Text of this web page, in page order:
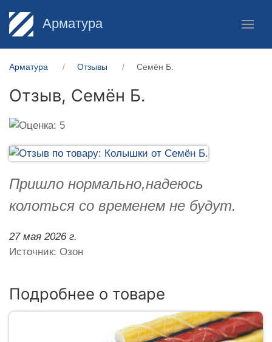
Арматура
Арматура Отзывы Семён Б.
Отзыв, Семён Б.
Пришло нормально,надеюсь
колоться со временем не будут.
27 мая 2026 г.
Источник: Озон
Подробнее о товаре